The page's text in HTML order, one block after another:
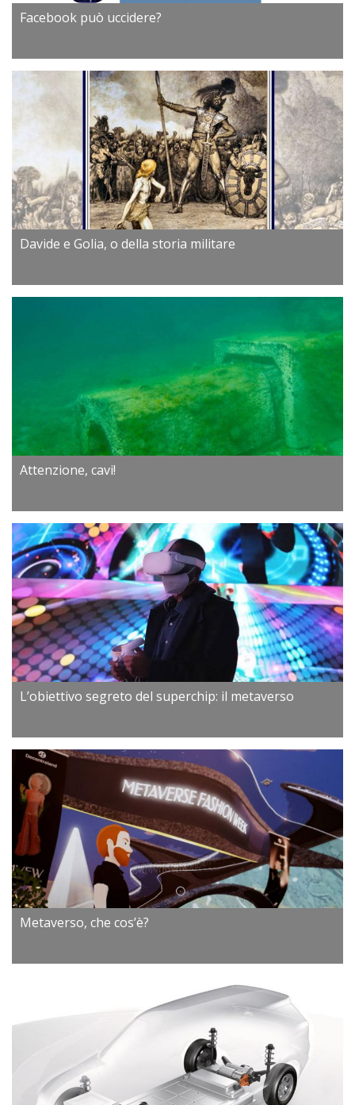
Facebook può uccidere?
Davide e Golia, o della storia militare
Attenzione, cavi!
L’obiettivo segreto del superchip: il metaverso
Metaverso, che cos’è?